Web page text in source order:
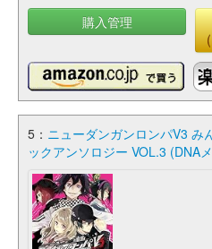
購入管理
5： ニューダンガンロンパV3 み
ックアンソロジー VOL.3 (DNA